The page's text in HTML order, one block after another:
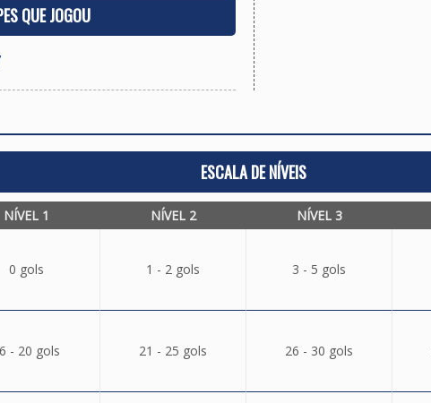
QUE JOGOU
ESCALA DE NÍVEIS
NÍVEL 1 NÍVEL 2 NÍVEL 3
0 gols 1 - 2 gols 3 - 5 gols
- 20 gols 21 - 25 gols 26 - 30 gols